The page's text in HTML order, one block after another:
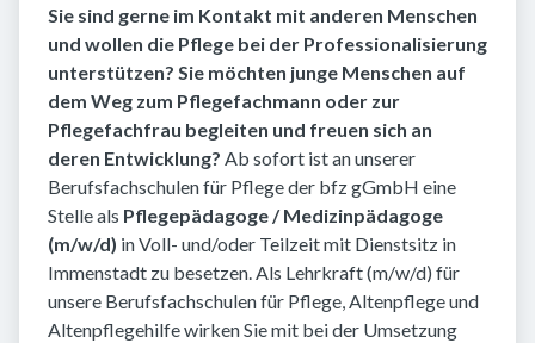
Sie sind gerne im Kontakt mit anderen Menschen
und wollen die Pflege bei der Professionalisierung
unterstützen? Sie möchten junge Menschen auf
dem Weg zum Pflegefachmann oder zur
Pflegefachfrau begleiten und freuen sich an
deren Entwicklung? Ab sofort ist an unserer
Berufsfachschulen für Pflege der bfz gGmbH eine
Stelle als Pflegepädagoge / Medizinpädagoge
(m/w/d) in Voll- und/oder Teilzeit mit Dienstsitz in
Immenstadt zu besetzen. Als Lehrkraft (m/w/d) für
unsere Berufsfachschulen für Pflege, Altenpflege und
Altenpflegehilfe wirken Sie mit bei der Umsetzung